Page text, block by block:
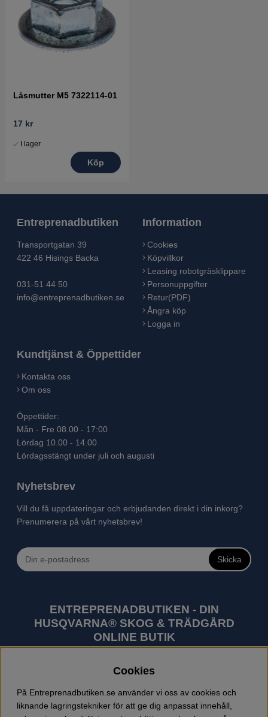
Låsmutter M5 7322114-01
17 kr
I lager
Köp
Entreprenadbutiken
Transportgatan 39
422 46 Hisings Backa
031-51 44 50
info@entreprenadbutiken.se
Information
Cookies
Köpvillkor
Leasing robotgräsklippare
Personuppgifter
Retur(PDF)
Ångra köp
Logga in
Kundtjänst & Öppettider
Kontakta oss
Om oss
Öppettider:
Mån - Fre 08.00 - 17:00
Lördag 10.00 - 14.00
Lördagsstängt under juli och augusti
Nyhetsbrev
Vill du få uppdateringar och erbjudanden direkt i din inkorg?
Prenumerera på vårt nyhetsbrev!
Skicka
ENTREPRENADBUTIKEN - DIN
HUSQVARNA® SKOG & TRÄDGÅRD
ONLINE BUTIK
utomhusprodukter som skogsmaskiner och
trädgårdsmaskiner. I sortimentet finns bl.a. robotgräsklippare,
motorsågar, röjsågar, trimmers, riders, åkgräsklippare,
trädgårdstraktorer, gräsklippare, häcksaxar, lövblåsar,
Cookies
På Entreprenadbutiken.se använder vi oss av cookies och
liknande lagringstekniker för att ge dig anpassat innehåll,